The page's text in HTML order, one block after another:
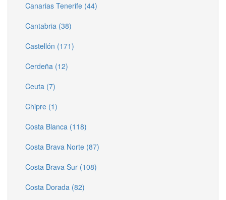
Canarias Tenerife (44)
Cantabria (38)
Castellón (171)
Cerdeña (12)
Ceuta (7)
Chipre (1)
Costa Blanca (118)
Costa Brava Norte (87)
Costa Brava Sur (108)
Costa Dorada (82)